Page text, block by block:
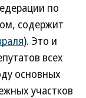
по
содержит
). Это и
всех
основных
участков